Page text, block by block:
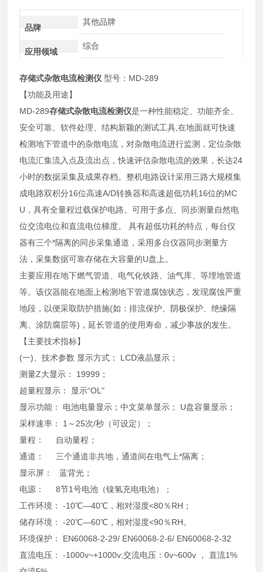
品牌
其他品牌
应用领域
综合
存储式杂散电流检测仪 型号：MD-289
【功能及用途】
MD-289存储式杂散电流检测仪是一种性能稳定、功能齐全、
安全可靠、软件处理、结构新颖的测试工具,在地面就可快速
检测地下管道中的杂散电流，对杂散电流进行监测，定位杂散
电流汇集流入点及流出点，快速评估杂散电流的效果，长达24
小时的数据采集及成果存档。整机电路设计采用三路大规模集
成电路双积分16位高速A/D转换器和高速超低功耗16位的MC
U，具有全量程过载保护电路。可用于多点、同步测量自然电
位交流电位和直流电位梯度。 具有超低功耗的特点，每台仪
器有三个*隔离的同步采集通道，采用多台仪器同步测量方
法，采集数据可靠存储在大容量的U盘上。
主要应用在地下燃气管道、电气化铁路、油气库、等埋地管道
等。该仪器能在地面上检测地下管道腐蚀状态，发现腐蚀严重
地段，以便采取防护措施(如：排流保护、阴极保护、绝缘隔
离、涂防腐层等)，延长管道的使用寿命，减少事故的发生。
【主要技术指标】
(一)、技术参数 显示方式： LCD液晶显示；
测量Z大显示： 19999；
超量程显示： 显示“OL"
显示功能： 电池电量显示；中文菜单显示； U盘容量显示；
采样速率： 1～25次/秒（可设定）；
量程： 自动量程；
通道： 三个通道非共地，通道间在电气上*隔离；
显示屏： 蓝背光；
电源： 8节1号电池（镍氢充电电池）；
工作环境： -10℃—40℃，相对湿度<80％RH；
储存环境： -20℃—60℃，相对湿度<90％RH。
环境保护： EN60068-2-29/ EN60068-2-6/ EN60068-2-32
直流电压： -1000v~+1000v;交流电压：0v~600v ， 直流1%